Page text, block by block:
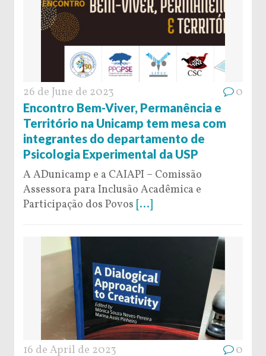
26 de June de 2023 0
Encontro Bem-Viver, Permanência e
Território na Unicamp tem mesa com
integrantes do departamento de
Psicologia Experimental da USP
A ADunicamp e a CAIAPI – Comissão
Assessora para Inclusão Acadêmica e
Participação dos Povos [...]
16 de April de 2023 0